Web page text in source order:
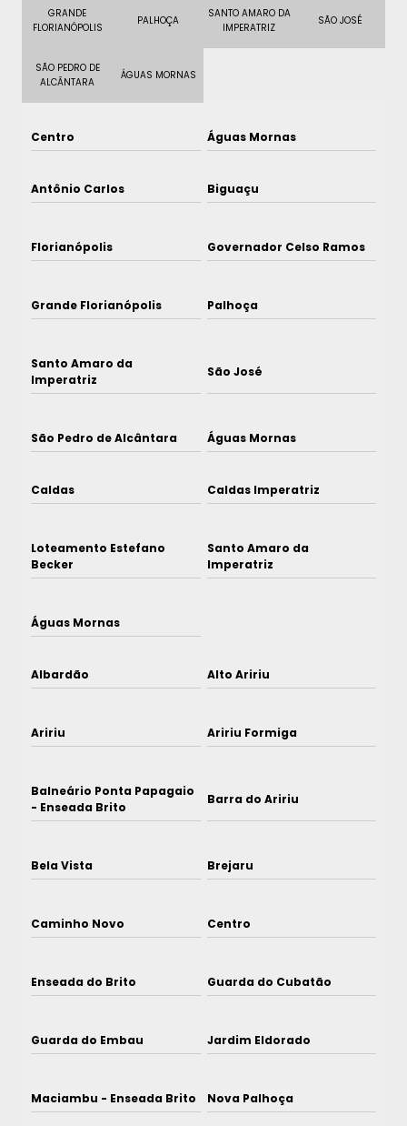
GRANDE
FLORIANÓPOLIS
PALHOÇA
SANTO AMARO DA
IMPERATRIZ
SÃO JOSÉ
SÃO PEDRO DE
ALCÂNTARA
ÁGUAS MORNAS
Centro Águas Mornas
Antônio Carlos Biguaçu
Florianópolis Governador Celso Ramos
Grande Florianópolis Palhoça
Santo Amaro da
Imperatriz
São José
São Pedro de Alcântara Águas Mornas
Caldas Caldas Imperatriz
Loteamento Estefano
Becker
Santo Amaro da
Imperatriz
Águas Mornas
Albardão Alto Aririu
Aririu Aririu Formiga
Balneário Ponta Papagaio
- Enseada Brito
Barra do Aririu
Bela Vista Brejaru
Caminho Novo Centro
Enseada do Brito Guarda do Cubatão
Guarda do Embau Jardim Eldorado
Maciambu - Enseada Brito Nova Palhoça